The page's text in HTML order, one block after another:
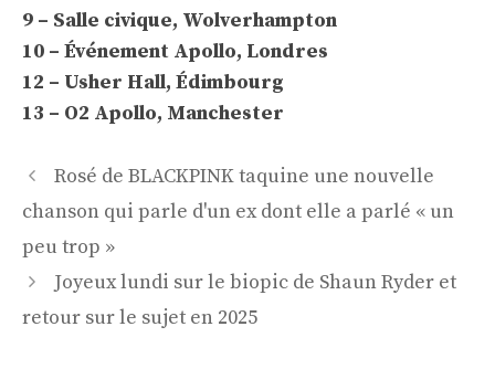
9 – Salle civique, Wolverhampton
10 – Événement Apollo, Londres
12 – Usher Hall, Édimbourg
13 – O2 Apollo, Manchester
Navigation
des
Rosé de BLACKPINK taquine une nouvelle
chanson qui parle d'un ex dont elle a parlé « un
peu trop »
Joyeux lundi sur le biopic de Shaun Ryder et
retour sur le sujet en 2025